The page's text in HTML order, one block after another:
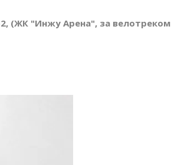
(ЖК "Инжу Арена", за велотреком